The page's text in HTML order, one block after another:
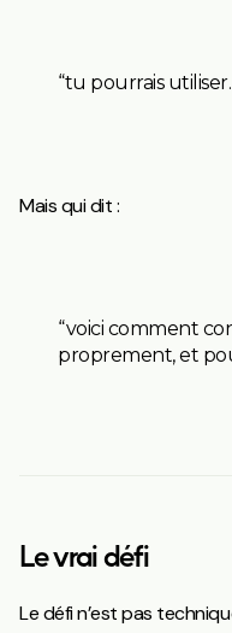
“tu pourrais
Mais qui dit :
“voici comment
proprement, et
Le vrai défi
Le défi n’est pas